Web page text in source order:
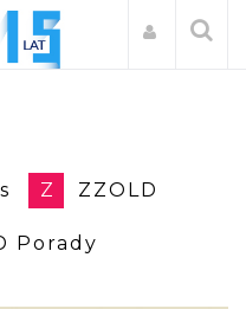
Z ZZOLD
Porady